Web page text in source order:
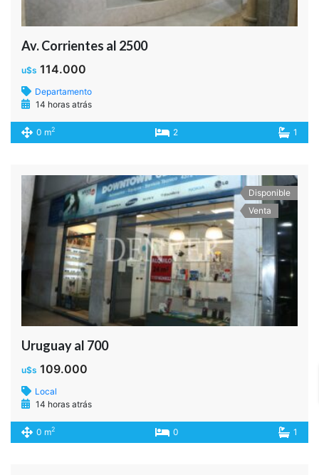
Av. Corrientes al 2500
u$s 114.000
Departamento
14 horas atrás
0 m2 2 1
Disponible
Venta
Uruguay al 700
u$s 109.000
Local
14 horas atrás
0 m2 0 1